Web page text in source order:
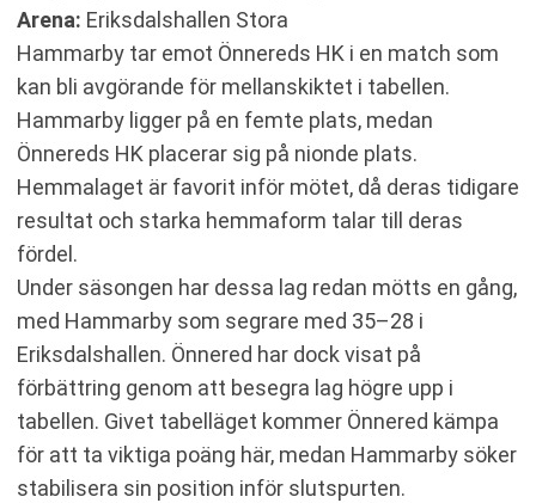
Arena: Eriksdalshallen Stora
Hammarby tar emot Önnereds HK i en match som
kan bli avgörande för mellanskiktet i tabellen.
Hammarby ligger på en femte plats, medan
Önnereds HK placerar sig på nionde plats.
Hemmalaget är favorit inför mötet, då deras tidigare
resultat och starka hemmaform talar till deras
fördel.
Under säsongen har dessa lag redan mötts en gång,
med Hammarby som segrare med 35–28 i
Eriksdalshallen. Önnered har dock visat på
förbättring genom att besegra lag högre upp i
tabellen. Givet tabelläget kommer Önnered kämpa
för att ta viktiga poäng här, medan Hammarby söker
stabilisera sin position inför slutspurten.